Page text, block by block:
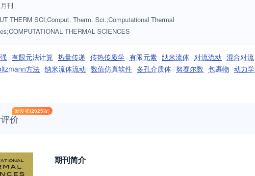
刊
THERM SCI;Comput. Therm. Sci.;Computational Thermal
THERMAL SCIENCES
有限元法计算 热量传递 传热传质学 有限元素 纳米流体 对流流动 混合对流
方法 纳米流体流动 数值仿真软件 多孔介质体 努赛尔数 包裹物 动力学
新发布(2025版)
价
期刊简介